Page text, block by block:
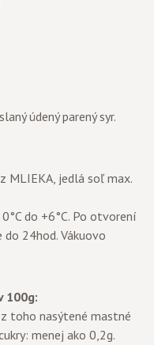
údený parený syr.
MLIEKA, jedlá soľ max.
do +6°C. Po otvorení
24hod. Vákuovo
100g:
toho nasýtené mastné
menej ako 0,2g.